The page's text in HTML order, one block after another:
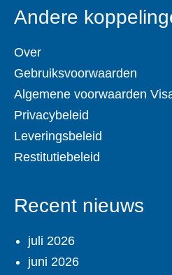
Andere
Over
Gebruiksvoorwaarden
Algemene voorwaarden
Privacybeleid
Leveringsbeleid
Restitutiebeleid
Recent nieuws
juli 2026
juni 2026